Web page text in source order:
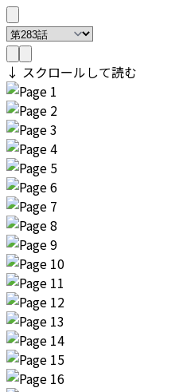
↓ スクロールして読む